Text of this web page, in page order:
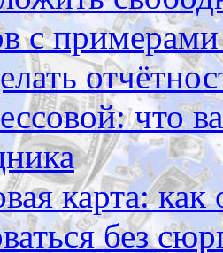
с
что
карта:
без